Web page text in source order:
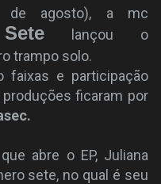
de agosto), a mc
lançou o
trampo solo.
faixas e participação
produções ficaram por
que abre o EP, Juliana
sete, no qual é seu